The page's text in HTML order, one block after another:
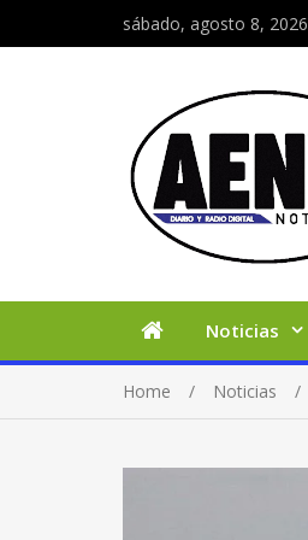
sábado, agosto 8, 2026
Noticias
Home Noticias